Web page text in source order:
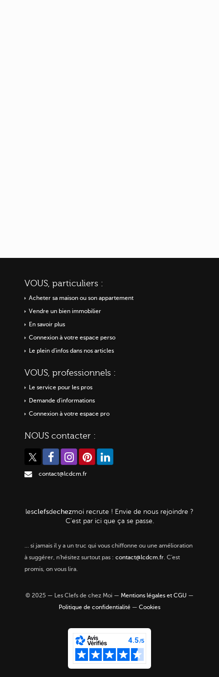
VOUS, particuliers :
Acheter sa maison ou son appartement
Vendre un bien immobilier
En savoir plus
Connexion à votre espace perso
Le plein d'infos dans nos articles
VOUS, professionnels :
Le service pour les pros
Demande d'informations
Connexion à votre espace pro
NOUS contacter :
contact@lcdcm.fr
lesclefsdechezmoi recrute ! Envie de nous rejoindre ?
C'est par ici que ça se passe.
… si jamais il y a un truc qui vous chiffonne ou une amélioration
à suggérer, n'hésitez surtout pas : contact@lcdcm.fr. C'est
promis, on vous lira.
© 2025 — Les Clefs de chez Moi — Mentions légales et CGU —
Politique de confidentialité — Cookies